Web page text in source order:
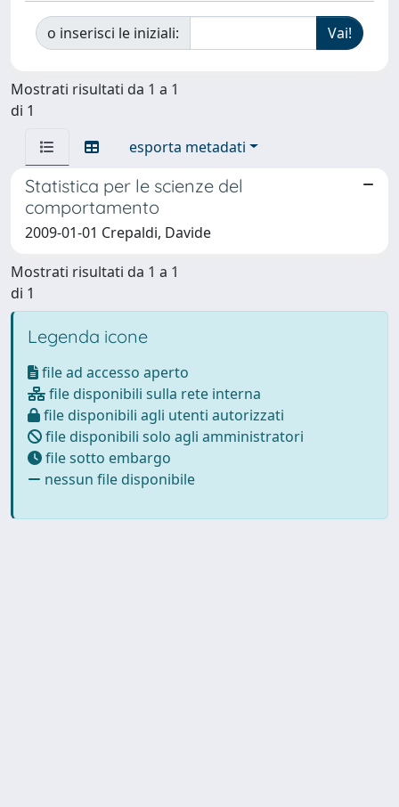
o inserisci le iniziali:
Mostrati risultati da 1 a 1
di 1
esporta metadati
Statistica per le scienze del
comportamento
2009-01-01 Crepaldi, Davide
Mostrati risultati da 1 a 1
di 1
Legenda icone
file ad accesso aperto
file disponibili sulla rete interna
file disponibili agli utenti autorizzati
file disponibili solo agli amministratori
file sotto embargo
nessun file disponibile